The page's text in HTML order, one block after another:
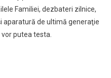
Familiei, dezbateri zilnice,
aparatură de ultimă generaţie
putea testa.